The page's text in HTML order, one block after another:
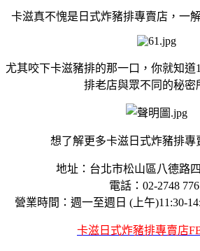
卡滋真不愧是日式炸豬排專賣店，一
尤其咬下卡滋豬排的那一口，你就知道
排老店與眾不同的秘密
想了解更多卡滋日式炸豬排專
地址：台北市松山區八德路
電話：02-2748
營業時間：週一至週日 (上午)11:30-
卡滋日式炸豬排專賣店